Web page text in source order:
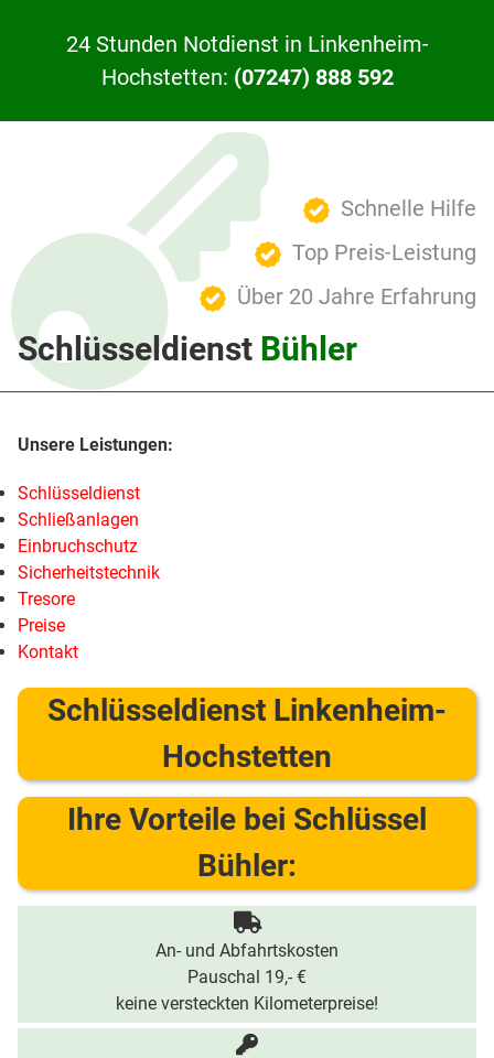
24 Stunden Notdienst in Linkenheim-
Hochstetten: (07247) 888 592
Schnelle Hilfe
Top Preis-Leistung
Über 20 Jahre Erfahrung
Schlüsseldienst Bühler
Schlüsseldienst
Schließanlagen
Einbruchschutz
Sicherheitstechnik
Tresore
Preise
Kontakt
Schlüsseldienst Linkenheim-
Hochstetten
Ihre Vorteile bei Schlüssel
Bühler:
An- und Abfahrtskosten
Pauschal 19,- €
keine versteckten Kilometerpreise!